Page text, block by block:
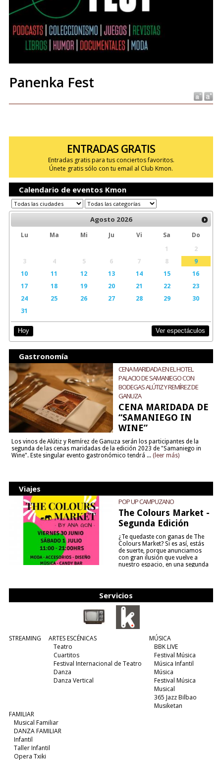
Panenka Fest
ENTRADAS GRATIS
Entradas gratis para tus conciertos favoritos.
Únete gratis sólo con tu email al Club Kmon.
Calendario de eventos Kmon
Agosto 2026
Lu Ma Mi Ju Vi Sa
Do
1
2
3
4 5 6 7 8
9
10
11 12 13 14 15
16
17
18 19 20 21 22
23
24
25 26 27 28 29
30
31
Hoy Ver espectáculos
Gastronomía
CENA MARIDADA EN EL HOTEL
PALACIO DE SAMANIEGO CON
BODEGAS ALÚTIZ Y REMÍREZ DE
GANUZA
CENA MARIDADA DE
“SAMANIEGO IN
WINE”
Los vinos de Alútiz y Remírez de Ganuza serán los participantes de la
segunda de las cenas maridadas de la edición 2023 de "Samaniego in
Wine". Este singular evento gastronómico tendrá ... (leer más)
Viajes
POP UP CAMPUZANO
The Colours Market -
Segunda Edición
¿Te quedaste con ganas de The
Colours Market? Si es así, estás
de suerte, porque anunciamos
con gran ilusión que vuelve a
nuestro espacio, en una segunda
Servicios
STREAMING
ARTES ESCÉNICAS
Teatro
Cuartitos
Festival Internacional de Teatro
Danza
Danza Vertical
MÚSICA
BBK LIVE
Festival Música
Música Infantil
Música
Festival Música
Musical
365 Jazz Bilbao
Musiketan
FAMILIAR
Musical Familiar
DANZA FAMILIAR
Infantil
Taller Infantil
Opera Txiki